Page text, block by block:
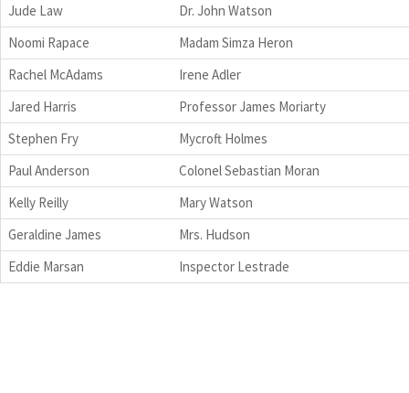
Jude Law
Dr. John Watson
Noomi Rapace
Madam Simza Heron
Rachel McAdams
Irene Adler
Jared Harris
Professor James Moriarty
Stephen Fry
Mycroft Holmes
Paul Anderson
Colonel Sebastian Moran
Kelly Reilly
Mary Watson
Geraldine James
Mrs. Hudson
Eddie Marsan
Inspector Lestrade